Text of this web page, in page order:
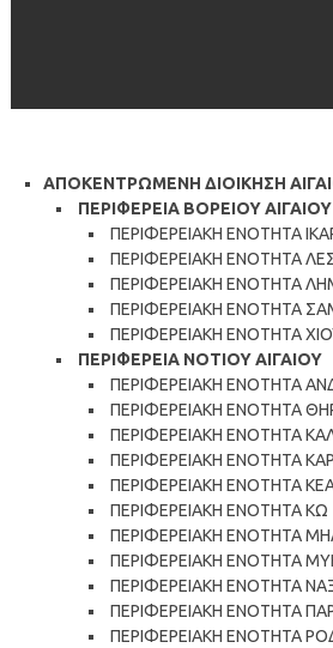
ΑΠΟΚΕΝΤΡΩΜΕΝΗ ΔΙΟΙΚΗΣΗ
ΠΕΡΙΦΕΡΕΙΑ ΒΟΡΕΙΟΥ ΑΙΓΑΙΟΥ
ΠΕΡΙΦΕΡΕΙΑΚΗ ΕΝΟΤΗΤΑ
ΠΕΡΙΦΕΡΕΙΑΚΗ ΕΝΟΤΗΤΑ
ΠΕΡΙΦΕΡΕΙΑΚΗ ΕΝΟΤΗΤΑ
ΠΕΡΙΦΕΡΕΙΑΚΗ ΕΝΟΤΗΤΑ
ΠΕΡΙΦΕΡΕΙΑΚΗ ΕΝΟΤΗΤΑ
ΠΕΡΙΦΕΡΕΙΑ ΝΟΤΙΟΥ ΑΙΓΑΙΟΥ
ΠΕΡΙΦΕΡΕΙΑΚΗ ΕΝΟΤΗΤΑ
ΠΕΡΙΦΕΡΕΙΑΚΗ ΕΝΟΤΗΤΑ
ΠΕΡΙΦΕΡΕΙΑΚΗ ΕΝΟΤΗΤΑ
ΠΕΡΙΦΕΡΕΙΑΚΗ ΕΝΟΤΗΤΑ
ΠΕΡΙΦΕΡΕΙΑΚΗ ΕΝΟΤΗΤΑ
ΠΕΡΙΦΕΡΕΙΑΚΗ ΕΝΟΤΗΤΑ ΚΩ
ΠΕΡΙΦΕΡΕΙΑΚΗ ΕΝΟΤΗΤΑ
ΠΕΡΙΦΕΡΕΙΑΚΗ ΕΝΟΤΗΤΑ
ΠΕΡΙΦΕΡΕΙΑΚΗ ΕΝΟΤΗΤΑ
ΠΕΡΙΦΕΡΕΙΑΚΗ ΕΝΟΤΗΤΑ
ΠΕΡΙΦΕΡΕΙΑΚΗ ΕΝΟΤΗΤΑ